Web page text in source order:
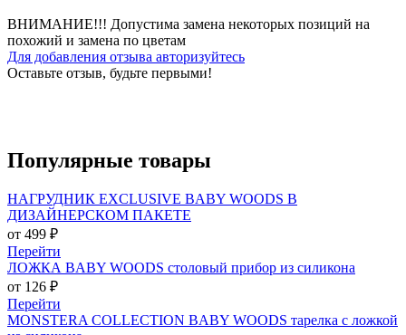
ВНИМАНИЕ!!! Допустима замена некоторых позиций на
похожий и замена по цветам
Для добавления отзыва авторизуйтесь
Оставьте отзыв, будьте первыми!
Популярные товары
НАГРУДНИК EXCLUSIVE BABY WOODS В
ДИЗАЙНЕРСКОМ ПАКЕТЕ
от 499 ₽
Перейти
ЛОЖКА BABY WOODS столовый прибор из силикона
от 126 ₽
Перейти
MONSTERA COLLECTION BABY WOODS тарелка с ложкой